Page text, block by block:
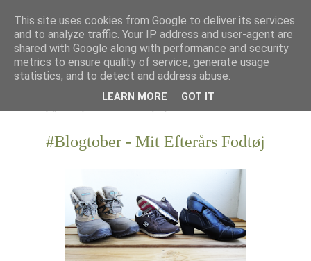
#Blogtober - Mit Efterårs Fodtøj
This site uses cookies from Google to deliver its services
and to analyze traffic. Your IP address and user-agent are
shared with Google along with performance and security
metrics to ensure quality of service, generate usage
statistics, and to detect and address abuse.
LEARN MORE GOT IT